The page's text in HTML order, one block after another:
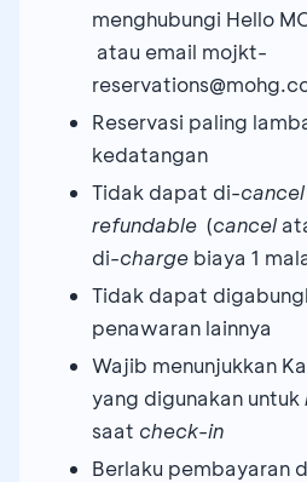
menghubungi Hello
atau email mojkt-
Reservasi paling
kedatangan
Tidak dapat di-cancel
refundable (cancel
di-charge biaya 1
Tidak dapat
penawaran lainnya
Wajib menunjukkan
yang digunakan untuk
saat check-in
Berlaku pembayaran